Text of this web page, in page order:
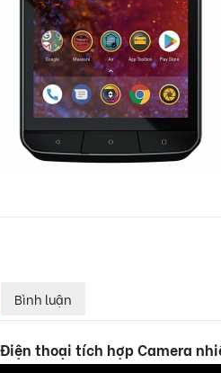
Bình luận
thoại tích hợp Camera